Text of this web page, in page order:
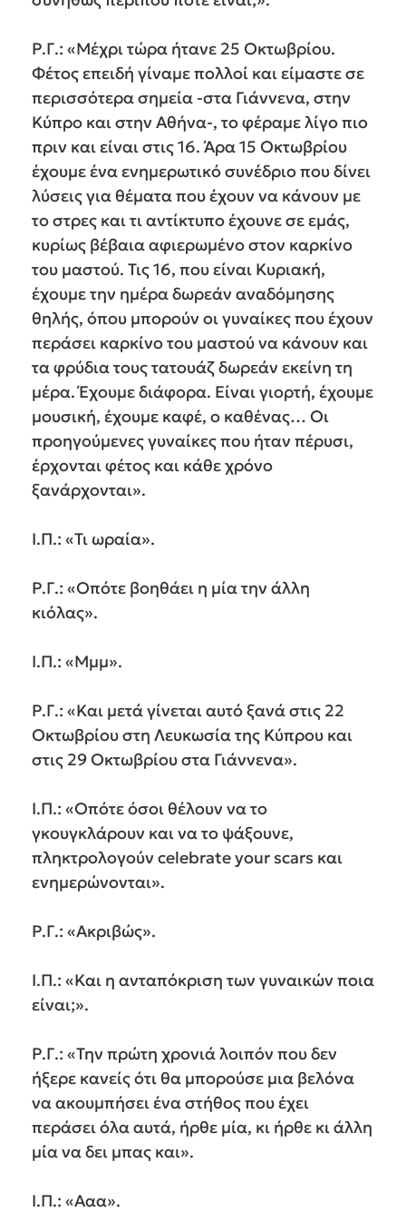
Ρ.Γ.: «Μέχρι τώρα ήτανε 25 Οκτωβρίου.
Φέτος επειδή γίναμε πολλοί και είμαστε σε
περισσότερα σημεία -στα Γιάννενα, στην
Κύπρο και στην Αθήνα-, το φέραμε λίγο πιο
πριν και είναι στις 16. Άρα 15 Οκτωβρίου
έχουμε ένα ενημερωτικό συνέδριο που δίνει
λύσεις για θέματα που έχουν να κάνουν με
το στρες και τι αντίκτυπο έχουνε σε εμάς,
κυρίως βέβαια αφιερωμένο στον καρκίνο
του μαστού. Τις 16, που είναι Κυριακή,
έχουμε την ημέρα δωρεάν αναδόμησης
θηλής, όπου μπορούν οι γυναίκες που έχουν
περάσει καρκίνο του μαστού να κάνουν και
τα φρύδια τους τατουάζ δωρεάν εκείνη τη
μέρα. Έχουμε διάφορα. Είναι γιορτή, έχουμε
μουσική, έχουμε καφέ, ο καθένας… Οι
προηγούμενες γυναίκες που ήταν πέρυσι,
έρχονται φέτος και κάθε χρόνο
ξανάρχονται».
Ι.Π.: «Τι ωραία».
Ρ.Γ.: «Οπότε βοηθάει η μία την άλλη
κιόλας».
Ι.Π.: «Μμμ».
Ρ.Γ.: «Και μετά γίνεται αυτό ξανά στις 22
Οκτωβρίου στη Λευκωσία της Κύπρου και
στις 29 Οκτωβρίου στα Γιάννενα».
Ι.Π.: «Οπότε όσοι θέλουν να το
γκουγκλάρουν και να το ψάξουνε,
πληκτρολογούν celebrate your scars και
ενημερώνονται».
Ρ.Γ.: «Ακριβώς».
Ι.Π.: «Και η ανταπόκριση των γυναικών ποια
είναι;».
Ρ.Γ.: «Την πρώτη χρονιά λοιπόν που δεν
ήξερε κανείς ότι θα μπορούσε μια βελόνα
να ακουμπήσει ένα στήθος που έχει
περάσει όλα αυτά, ήρθε μία, κι ήρθε κι άλλη
μία να δει μπας και».
Ι.Π.: «Ααα».